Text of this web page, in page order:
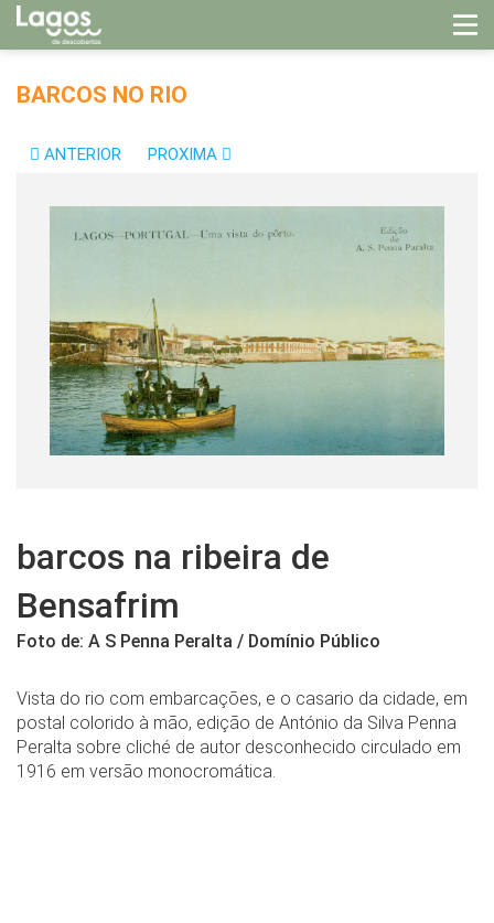
BARCOS NO RIO
ANTERIOR PROXIMA
barcos na ribeira de
Bensafrim
Foto de: A S Penna Peralta / Domínio Público
Vista do rio com embarcações, e o casario da cidade, em
postal colorido à mão, edição de António da Silva Penna
Peralta sobre cliché de autor desconhecido circulado em
1916 em versão monocromática.